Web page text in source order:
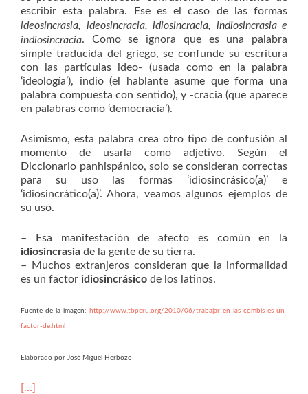
escribir esta palabra. Ese es el caso de las formas
ideosincrasia, ideosincracia, idiosincracia, indiosincrasia e
indiosincracia. Como se ignora que es una palabra
simple traducida del griego, se confunde su escritura
con las partículas ideo- (usada como en la palabra
‘ideología’), indio (el hablante asume que forma una
palabra compuesta con sentido), y -cracia (que aparece
en palabras como ‘democracia’).
Asimismo, esta palabra crea otro tipo de confusión al
momento de usarla como adjetivo. Según el
Diccionario panhispánico, solo se consideran correctas
para su uso las formas ‘idiosincrásico(a)’ e
‘idiosincrático(a)’. Ahora, veamos algunos ejemplos de
su uso.
– Esa manifestación de afecto es común en la
idiosincrasia de la gente de su tierra.
– Muchos extranjeros consideran que la informalidad
es un factor idiosincrásico de los latinos.
Fuente de la imagen: http://www.tbperu.org/2010/06/trabajar-en-las-combis-es-un-
factor-de.html
Elaborado por José Miguel Herbozo
[…]